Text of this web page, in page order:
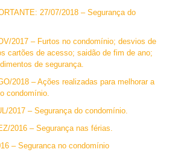
27/07/2018 – Segurança do
2017 – Furtos no condomínio; desvios de
cartões de acesso; saidão de fim de ano;
de segurança.
2018 – Ações realizadas para melhorar a
condomínio.
2017 – Segurança do condomínio.
2016 – Segurança nas férias.
– Seguranca no condomínio